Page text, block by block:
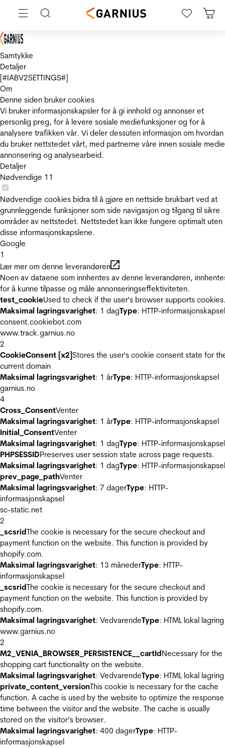
Samtykke
Detaljer
[#IABV2SETTINGS#]
Om
Denne siden bruker cookies
Vi bruker informasjonskapsler for å gi innhold og annonser et
personlig preg, for å levere sosiale mediefunksjoner og for å
analysere trafikken vår. Vi deler dessuten informasjon om hvordan
du bruker nettstedet vårt, med partnerne våre innen sosiale
annonsering og analysearbeid.
Detaljer
Nødvendige 11
Nødvendige cookies bidra til å gjøre en nettside brukbart ved at
grunnleggende funksjoner som side navigasjon og tilgang til sikre
områder av nettstedet. Nettstedet kan ikke fungere optimalt uten
disse informasjonskapslene.
Google
1
Lær mer om denne leverandøren
Noen av dataene som innhentes av denne leverandøren,
for å kunne tilpasse og måle annonseringseffektiviteten.
test_cookieUsed to check if the user's browser supports
Maksimal lagringsvarighet: 1 dagType: HTTP-informasjonskapsel
consent.cookiebot.com
www.track.garnius.no
2
CookieConsent [x2]Stores the user's cookie consent state for
current domain
Maksimal lagringsvarighet: 1 årType: HTTP-informasjonskapsel
garnius.no
4
Cross_ConsentVenter
Maksimal lagringsvarighet: 1 årType: HTTP-informasjonskapsel
Initial_ConsentVenter
Maksimal lagringsvarighet: 1 dagType: HTTP-informasjonskapsel
PHPSESSIDPreserves user session state across page requests.
Maksimal lagringsvarighet: 1 dagType: HTTP-informasjonskapsel
prev_page_pathVenter
Maksimal lagringsvarighet: 7 dagerType: HTTP-
informasjonskapsel
sc-static.net
2
_scsridThe cookie is necessary for the secure checkout and
payment function on the website. This function is provided by
shopify.com.
Maksimal lagringsvarighet: 13 månederType: HTTP-
informasjonskapsel
_scsridThe cookie is necessary for the secure checkout and
payment function on the website. This function is provided by
shopify.com.
Maksimal lagringsvarighet: VedvarendeType: HTML lokal lagring
www.garnius.no
2
M2_VENIA_BROWSER_PERSISTENCE__cartIdNecessary for the
shopping cart functionality on the website.
Maksimal lagringsvarighet: VedvarendeType: HTML lokal lagring
private_content_versionThis cookie is necessary for the cache
function. A cache is used by the website to optimize the response
time between the visitor and the website. The cache is usually
stored on the visitor’s browser.
Maksimal lagringsvarighet: 400 dagerType: HTTP-
informasjonskapsel